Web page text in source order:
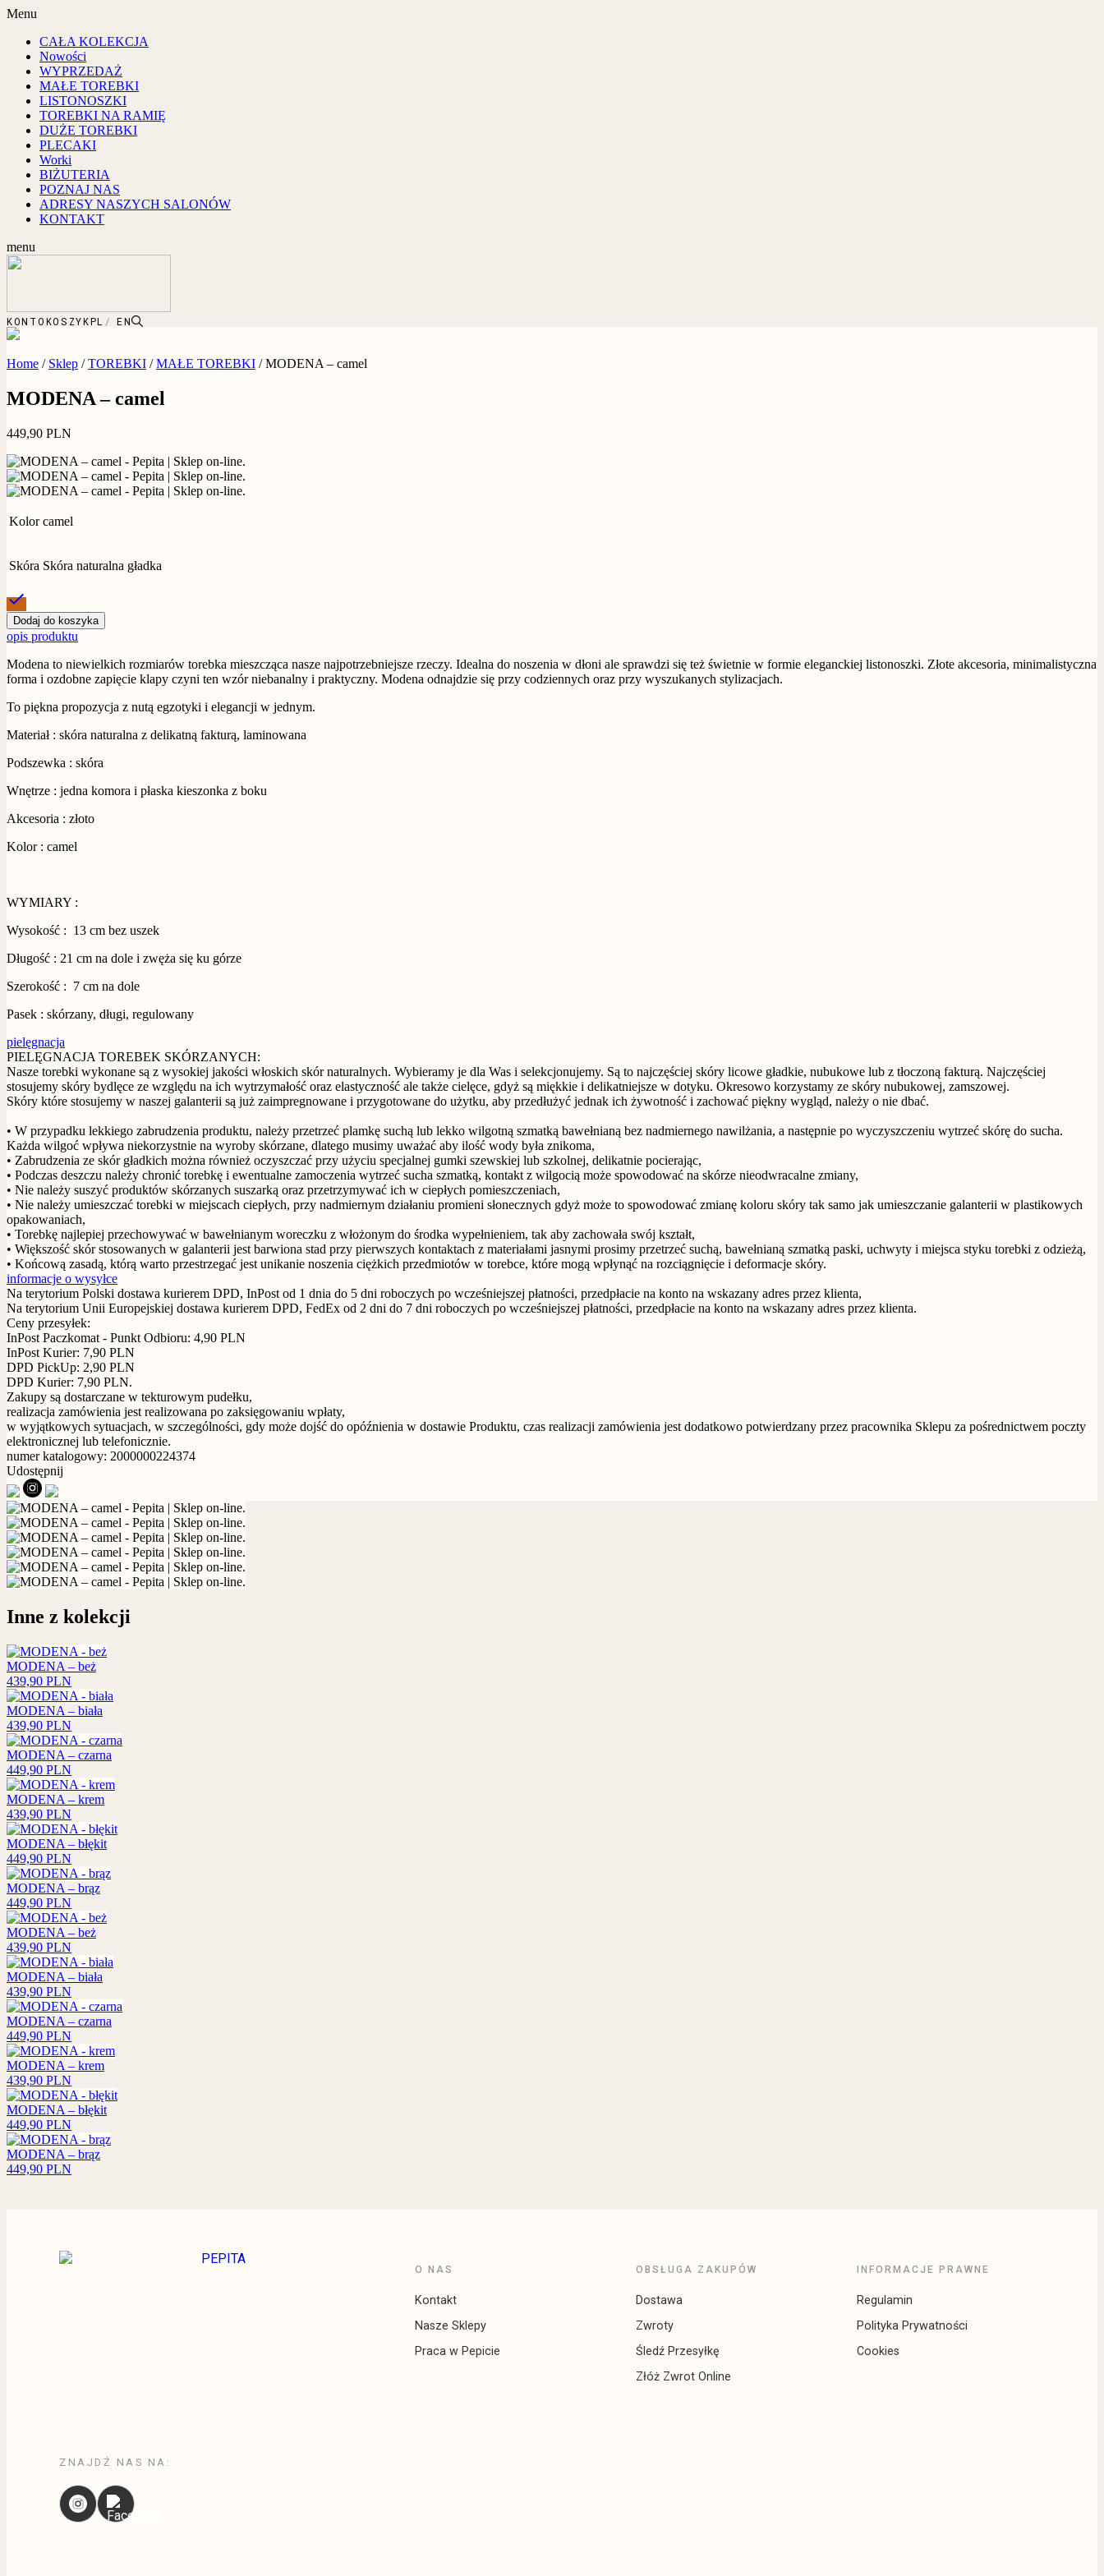
Menu
CAŁA KOLEKCJA
Nowości
WYPRZEDAŻ
MAŁE TOREBKI
LISTONOSZKI
TOREBKI NA RAMIĘ
DUŻE TOREBKI
PLECAKI
Worki
BIŻUTERIA
POZNAJ NAS
ADRESY NASZYCH SALONÓW
KONTAKT
menu
KONTOKOSZYKPL EN
Home / Sklep /TOREBKI /MAŁE TOREBKI /MODENA – camel
MODENA – camel
449,90 PLN
Kolor camel
Skóra Skóra naturalna gładka
check
Dodaj do koszyka
opis produktu
Modena to niewielkich rozmiarów torebka mieszcząca nasze najpotrzebniejsze rzeczy. Idealna do noszenia w dłoni ale sprawdzi się też świetnie w formie eleganckiej listonoszki. Złote akcesoria, minimalistyczna
forma i ozdobne zapięcie klapy czyni ten wzór niebanalny i praktyczny. Modena odnajdzie się przy codziennych oraz przy wyszukanych stylizacjach.
To piękna propozycja z nutą egzotyki i elegancji w jednym.
Materiał : skóra naturalna z delikatną fakturą, laminowana
Podszewka : skóra
Wnętrze : jedna komora i płaska kieszonka z boku
Akcesoria : złoto
Kolor : camel
WYMIARY :
Wysokość : 13 cm bez uszek
Długość : 21 cm na dole i zwęża się ku górze
Szerokość : 7 cm na dole
Pasek : skórzany, długi, regulowany
pielęgnacja
PIELĘGNACJA TOREBEK SKÓRZANYCH:
Nasze torebki wykonane są z wysokiej jakości włoskich skór naturalnych. Wybieramy je dla Was i selekcjonujemy. Są to najczęściej skóry licowe gładkie, nubukowe lub z tłoczoną fakturą. Najczęściej
stosujemy skóry bydlęce ze względu na ich wytrzymałość oraz elastyczność ale także cielęce, gdyż są miękkie i delikatniejsze w dotyku. Okresowo korzystamy ze skóry nubukowej, zamszowej.
Skóry które stosujemy w naszej galanterii są już zaimpregnowane i przygotowane do użytku, aby przedłużyć jednak ich żywotność i zachować piękny wygląd, należy o nie dbać.
• W przypadku lekkiego zabrudzenia produktu, należy przetrzeć plamkę suchą lub lekko wilgotną szmatką bawełnianą bez nadmiernego nawilżania, a następnie po wyczyszczeniu wytrzeć skórę do sucha.
Każda wilgoć wpływa niekorzystnie na wyroby skórzane, dlatego musimy uważać aby ilość wody była znikoma,
• Zabrudzenia ze skór gładkich można również oczyszczać przy użyciu specjalnej gumki szewskiej lub szkolnej, delikatnie pocierając,
• Podczas deszczu należy chronić torebkę i ewentualne zamoczenia wytrzeć sucha szmatką, kontakt z wilgocią może spowodować na skórze nieodwracalne zmiany,
• Nie należy suszyć produktów skórzanych suszarką oraz przetrzymywać ich w ciepłych pomieszczeniach,
• Nie należy umieszczać torebki w miejscach ciepłych, przy nadmiernym działaniu promieni słonecznych gdyż może to spowodować zmianę koloru skóry tak samo jak umieszczanie galanterii w plastikowych
opakowaniach,
• Torebkę najlepiej przechowywać w bawełnianym woreczku z włożonym do środka wypełnieniem, tak aby zachowała swój kształt,
• Większość skór stosowanych w galanterii jest barwiona stad przy pierwszych kontaktach z materiałami jasnymi prosimy przetrzeć suchą, bawełnianą szmatką paski, uchwyty i miejsca styku torebki z odzieżą,
• Końcową zasadą, którą warto przestrzegać jest unikanie noszenia ciężkich przedmiotów w torebce, które mogą wpłynąć na rozciągnięcie i deformacje skóry.
informacje o wysyłce
Na terytorium Polski dostawa kurierem DPD, InPost od 1 dnia do 5 dni roboczych po wcześniejszej płatności, przedpłacie na konto na wskazany adres przez klienta,
Na terytorium Unii Europejskiej dostawa kurierem DPD, FedEx od 2 dni do 7 dni roboczych po wcześniejszej płatności, przedpłacie na konto na wskazany adres przez klienta.
Ceny przesyłek:
InPost Paczkomat - Punkt Odbioru: 4,90 PLN
InPost Kurier: 7,90 PLN
DPD PickUp: 2,90 PLN
DPD Kurier: 7,90 PLN.
Zakupy są dostarczane w tekturowym pudełku,
realizacja zamówienia jest realizowana po zaksięgowaniu wpłaty,
w wyjątkowych sytuacjach, w szczególności, gdy może dojść do opóźnienia w dostawie Produktu, czas realizacji zamówienia jest dodatkowo potwierdzany przez pracownika Sklepu za pośrednictwem poczty
elektronicznej lub telefonicznie.
numer katalogowy: 2000000224374
Udostępnij
Inne z kolekcji
MODENA – beż
439,90 PLN
MODENA – biała
439,90 PLN
MODENA – czarna
449,90 PLN
MODENA – krem
439,90 PLN
MODENA – błękit
449,90 PLN
MODENA – brąz
449,90 PLN
MODENA – beż
439,90 PLN
MODENA – biała
439,90 PLN
MODENA – czarna
449,90 PLN
MODENA – krem
439,90 PLN
MODENA – błękit
449,90 PLN
MODENA – brąz
449,90 PLN
ZNAJDŹ NAS NA:
O NAS
Kontakt
Nasze Sklepy
Praca w Pepicie
OBSŁUGA ZAKUPÓW
Dostawa
Zwroty
Śledź Przesyłkę
Złóż Zwrot Online
INFORMACJE PRAWNE
Regulamin
Polityka Prywatności
Cookies